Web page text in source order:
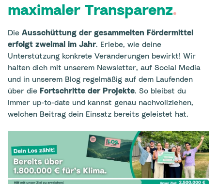
maximaler Transparenz.
Die Ausschüttung der gesammelten Fördermittel
erfolgt zweimal im Jahr. Erlebe, wie deine
Unterstützung konkrete Veränderungen bewirkt! Wir
halten dich mit unserem Newsletter, auf Social Media
und in unserem Blog regelmäßig auf dem Laufenden
über die Fortschritte der Projekte. So bleibst du
immer up-to-date und kannst genau nachvollziehen,
welchen Beitrag dein Einsatz bereits geleistet hat.